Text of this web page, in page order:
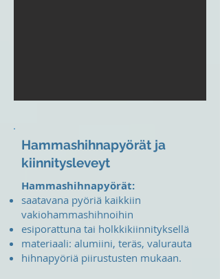
Hammashihnapyörät ja
kiinnitysleveyt
Hammashihnapyörät:
saatavana pyöriä kaikkiin
vakiohammashihnoihin
esiporattuna tai holkkikiinnityksellä
materiaali: alumiini, teräs, valurauta
hihnapyöriä piirustusten mukaan.